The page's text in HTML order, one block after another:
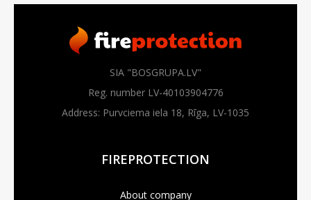
SIA "BOSGRUPA.LV"
Reg. number LV-40103904776
Address: Purvciema iela 18, Rīga, LV-1035
FIREPROTECTION
About company